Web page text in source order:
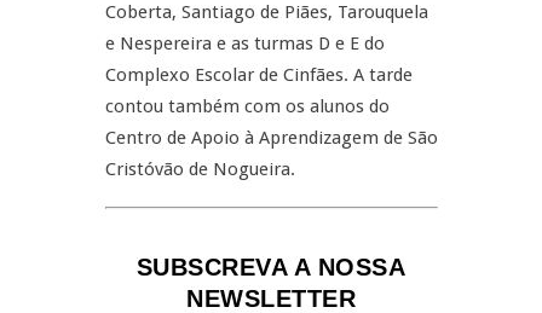
Coberta, Santiago de Piães, Tarouquela
e Nespereira e as turmas D e E do
Complexo Escolar de Cinfães. A tarde
contou também com os alunos do
Centro de Apoio à Aprendizagem de São
Cristóvão de Nogueira.
SUBSCREVA A NOSSA
NEWSLETTER